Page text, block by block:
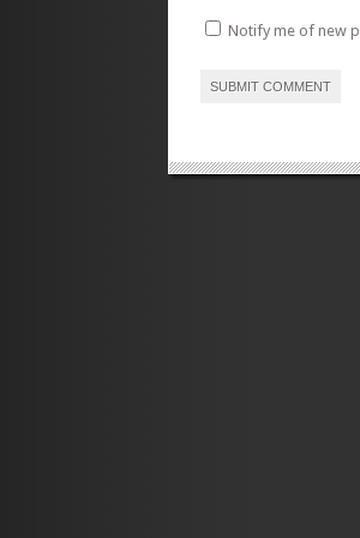
Notify me of new